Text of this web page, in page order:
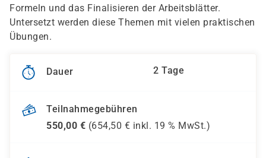
Formeln und das Finalisieren der Arbeitsblätter.
Untersetzt werden diese Themen mit vielen praktischen
Übungen.
Dauer 2 Tage
Teilnahmegebühren
550,00 € (654,50 € inkl. 19 % MwSt.)